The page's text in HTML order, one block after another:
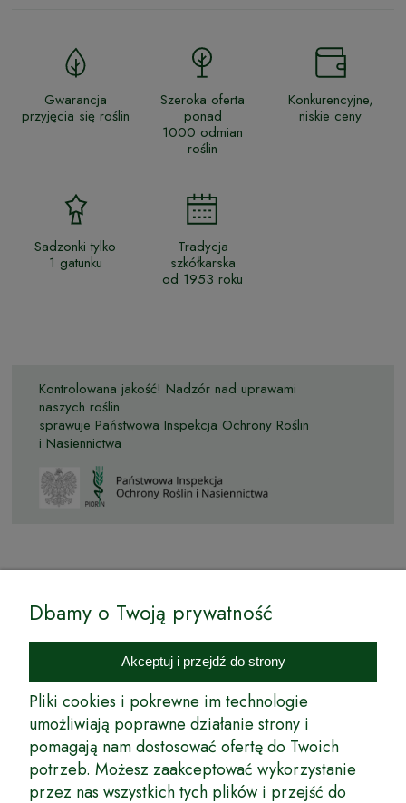
Gwarancja
przyjęcia się roślin
Szeroka oferta
ponad
1000 odmian
roślin
Konkurencyjne,
niskie ceny
Sadzonki tylko
1 gatunku
Tradycja
szkółkarska
od 1953 roku
Kontrolowana jakość! Nadzór nad uprawami
naszych roślin
sprawuje Państwowa Inspekcja Ochrony Roślin
i Nasiennictwa
Internetowy Sklep Ogrodniczy Podkarpackie Sady to inicjatywa
podkarpackich szkółkarzy, której zamierzeniem jest wprowadzenie na
rynek wysokiej jakości drzewek owocowych, drzewek ozdobnych oraz
innych produktów pozwalających na uprawianie zarówno małych, jak
i dużych sadów oraz ogrodów.
Wspólnie stworzyliśmy dla Państwa kompleksową ofertę - wspaniałe
produkty, dary ziemi ze szkółek drzewek ozdobnych i owocowych,
których tradycje sięgają roku 1953. Drzewka produkowane są
Dbamy o Twoją prywatność
Akceptuj i przejdź do strony
Pliki cookies i pokrewne im technologie
umożliwiają poprawne działanie strony i
pomagają nam dostosować ofertę do Twoich
potrzeb. Możesz zaakceptować wykorzystanie
przez nas wszystkich tych plików i przejść do